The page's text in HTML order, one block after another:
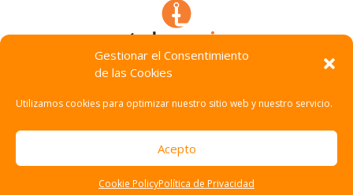
Gestionar el Consentimiento
de las Cookies
Utilizamos cookies para optimizar nuestro sitio web y nuestro servicio.
Acepto
Cookie PolicyPolítica de Privacidad
Technocracia © 2026. Todos Los Derechos Reservados.